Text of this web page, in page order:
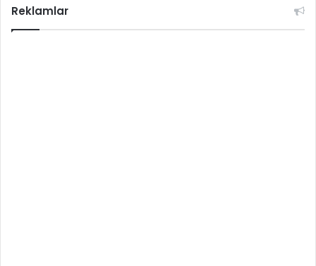
Reklamlar